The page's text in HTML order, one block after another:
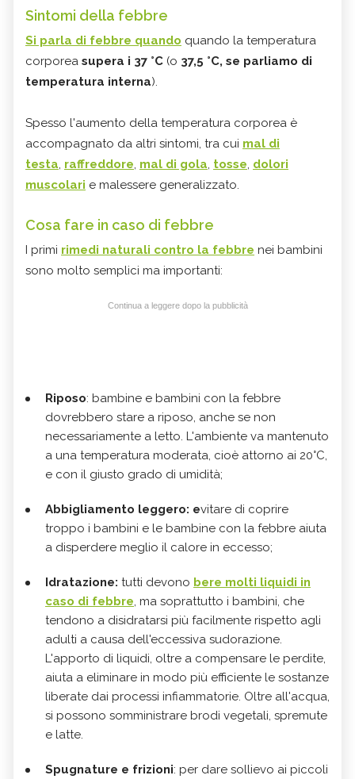
Sintomi della febbre
Si parla di febbre quando quando la temperatura
corporea supera i 37 °C (o 37,5 °C, se parliamo di
temperatura interna).
Spesso l'aumento della temperatura corporea è
accompagnato da altri sintomi, tra cui mal di
testa, raffreddore, mal di gola, tosse, dolori
muscolari e malessere generalizzato.
Cosa fare in caso di febbre
I primi rimedi naturali contro la febbre nei bambini
sono molto semplici ma importanti:
Continua a leggere dopo la pubblicità
Riposo: bambine e bambini con la febbre
dovrebbero stare a riposo, anche se non
necessariamente a letto. L'ambiente va mantenuto
a una temperatura moderata, cioè attorno ai 20°C,
e con il giusto grado di umidità;
Abbigliamento leggero: evitare di coprire
troppo i bambini e le bambine con la febbre aiuta
a disperdere meglio il calore in eccesso;
Idratazione: tutti devono bere molti liquidi in
caso di febbre, ma soprattutto i bambini, che
tendono a disidratarsi più facilmente rispetto agli
adulti a causa dell'eccessiva sudorazione.
L'apporto di liquidi, oltre a compensare le perdite,
aiuta a eliminare in modo più efficiente le sostanze
liberate dai processi infiammatorie. Oltre all'acqua,
si possono somministrare brodi vegetali, spremute
e latte.
Spugnature e frizioni: per dare sollievo ai piccoli